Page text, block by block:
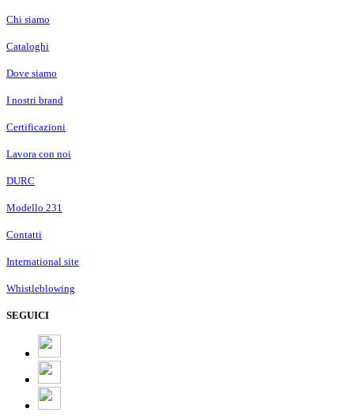
Chi siamo
Cataloghi
Dove siamo
I nostri brand
Certificazioni
Lavora con noi
DURC
Modello 231
Contatti
International site
Whistleblowing
SEGUICI